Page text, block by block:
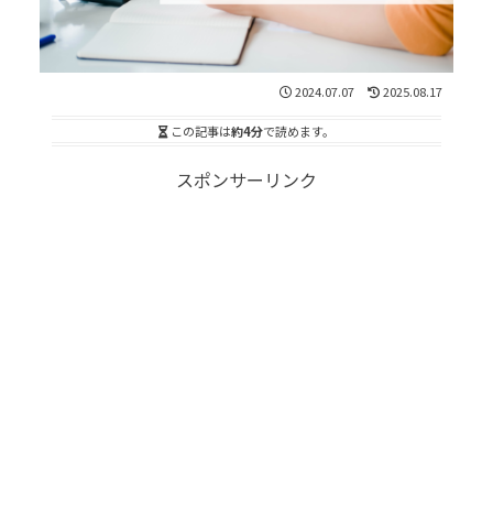
2024.07.07 2025.08.17
この記事は約4分で読めます。
スポンサーリンク